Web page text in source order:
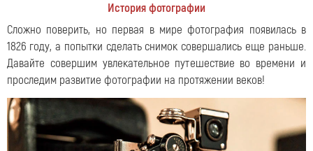
История фотографии
Сложно поверить, но первая в мире фотография появилась в
1826 году, а попытки сделать снимок совершались еще раньше.
Давайте совершим увлекательное путешествие во времени и
проследим развитие фотографии на протяжении веков!